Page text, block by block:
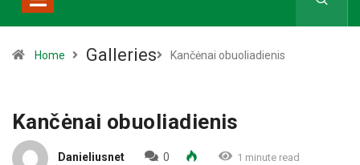
Home Galleries Kančėnai obuoliadienis
Kančėnai obuoliadienis
Danieliusnet 0 1 minute read